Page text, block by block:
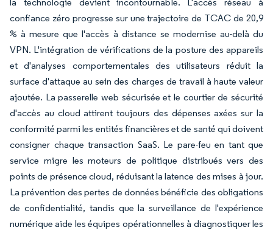
confiance zéro progresse sur une trajectoire de TCAC de 20,9
% à mesure que l'accès à distance se modernise au-delà du
VPN. L'intégration de vérifications de la posture des appareils
et d'analyses comportementales des utilisateurs réduit la
surface d'attaque au sein des charges de travail à haute valeur
ajoutée. La passerelle web sécurisée et le courtier de sécurité
d'accès au cloud attirent toujours des dépenses axées sur la
conformité parmi les entités financières et de santé qui doivent
consigner chaque transaction SaaS. Le pare-feu en tant que
service migre les moteurs de politique distribués vers des
points de présence cloud, réduisant la latence des mises à jour.
La prévention des pertes de données bénéficie des obligations
de confidentialité, tandis que la surveillance de l'expérience
numérique aide les équipes opérationnelles à diagnostiquer les